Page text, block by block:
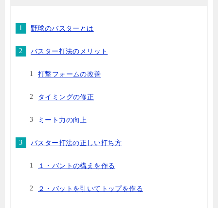
野球のバスターとは
バスター打法のメリット
打撃フォームの改善
タイミングの修正
ミート力の向上
バスター打法の正しい打ち方
１・バントの構えを作る
２・バットを引いてトップを作る